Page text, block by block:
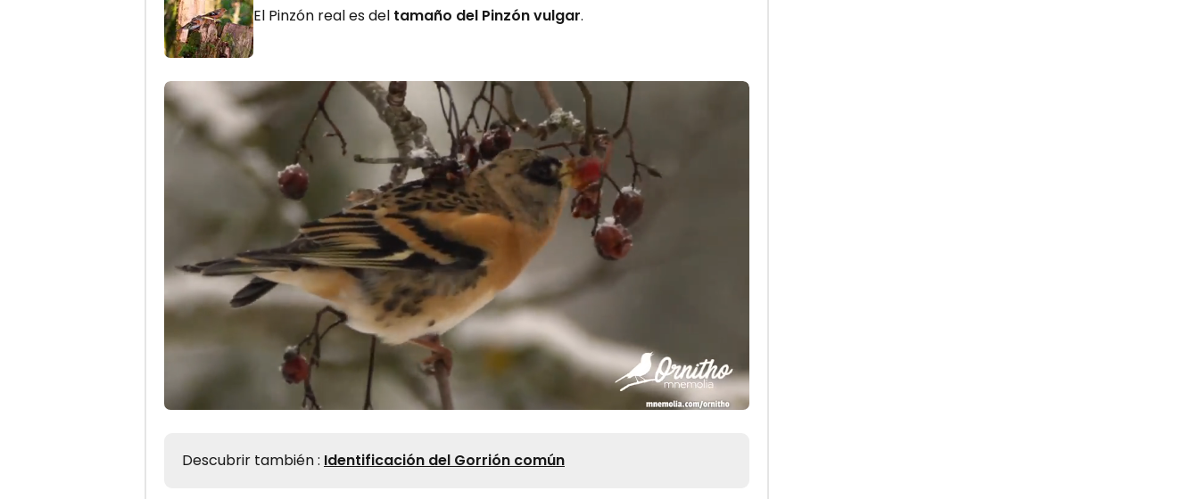
El Pinzón real es del tamaño del Pinzón vulgar.
Descubrir también : Identificación del Gorrión común